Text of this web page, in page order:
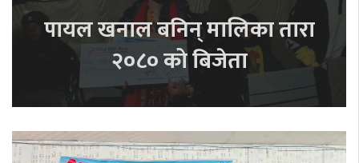
पायल खनाल बनिन् मालिका तारा
२०८० को बिजेता